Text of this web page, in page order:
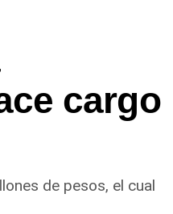
cargo
de pesos, el cual